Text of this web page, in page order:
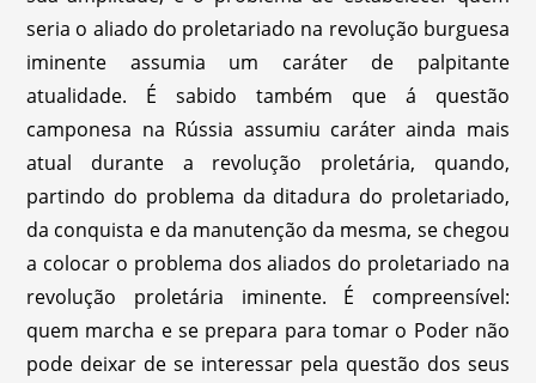
seria o aliado do proletariado na revolução burguesa
iminente assumia um caráter de palpitante
atualidade. É sabido também que á questão
camponesa na Rússia assumiu caráter ainda mais
atual durante a revolução proletária, quando,
partindo do problema da ditadura do proletariado,
da conquista e da manutenção da mesma, se chegou
a colocar o problema dos aliados do proletariado na
revolução proletária iminente. É compreensível:
quem marcha e se prepara para tomar o Poder não
pode deixar de se interessar pela questão dos seus